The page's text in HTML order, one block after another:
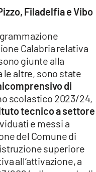
Filadelfia e Vibo
Calabria relativa
giunte alla
le altre, sono state
di
scolastico 2023/24,
tecnico a settore
e messi a
del Comune di
superiore
all’attivazione, a